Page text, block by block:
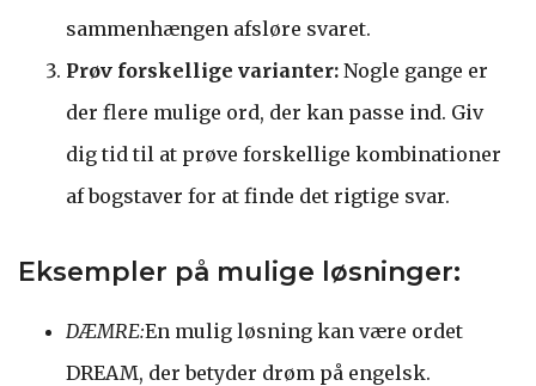
sammenhængen afsløre svaret.
Prøv forskellige varianter: Nogle gange er
der flere mulige ord, der kan passe ind. Giv
dig tid til at prøve forskellige kombinationer
af bogstaver for at finde det rigtige svar.
Eksempler på mulige løsninger:
DÆMRE:En mulig løsning kan være ordet
DREAM, der betyder drøm på engelsk.